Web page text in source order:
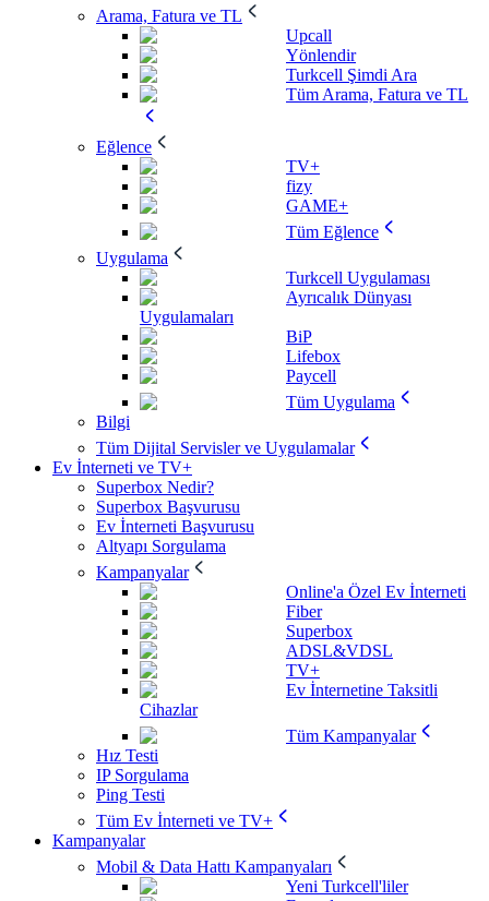
Arama, Fatura ve TL
Upcall
Yönlendir
Turkcell Şimdi Ara
Tüm Arama, Fatura ve TL
Eğlence
TV+
fizy
GAME+
Tüm Eğlence
Uygulama
Turkcell Uygulaması
Ayrıcalık Dünyası
Uygulamaları
BiP
Lifebox
Paycell
Tüm Uygulama
Bilgi
Tüm Dijital Servisler ve Uygulamalar
Ev İnterneti ve TV+
Superbox Nedir?
Superbox Başvurusu
Ev İnterneti Başvurusu
Altyapı Sorgulama
Kampanyalar
Online'a Özel Ev İnterneti
Fiber
Superbox
ADSL&VDSL
TV+
Ev İnternetine Taksitli
Cihazlar
Tüm Kampanyalar
Hız Testi
IP Sorgulama
Ping Testi
Tüm Ev İnterneti ve TV+
Kampanyalar
Mobil & Data Hattı Kampanyaları
Yeni Turkcell'liler